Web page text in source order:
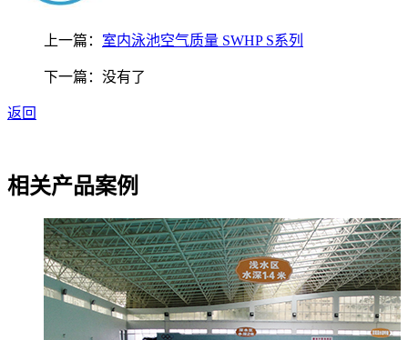
上一篇： 室内泳池空气质量 SWHP S系列
下一篇：没有了
返回
相关产品案例